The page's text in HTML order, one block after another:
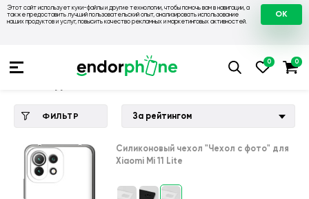
Этот сайт использует куки-файлы и другие технологии, чтобы помочь вам в навигации, а
также предоставить лучший пользовательский опыт, анализировать использование
наших продуктов и услуг, повысить качество рекламных и маркетинговых активностей.
OK
💙 Чехлы на Xiaomi 💛 Чехол для Xiaomi
ФИЛЬТР За рейтингом
Силиконовый чехол "Чехол с фото" для
Xiaomi Mi 11 Lite